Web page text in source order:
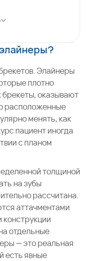
Элайнеры
плотно
брекеты, оказывают
расположенные
менять, как
пациент иногда
с планом
толщиной
на зубы
рассчитана.
аттачментами
отдельные
— это реальная
есть явные